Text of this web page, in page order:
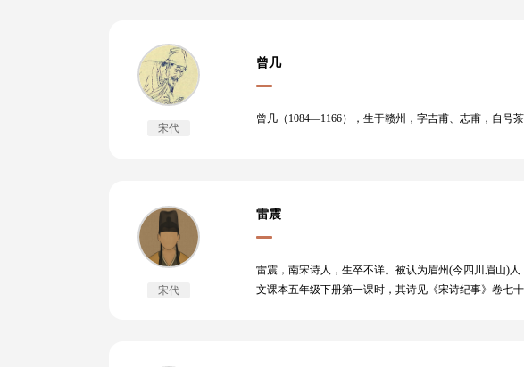
宋代
曾几
曾几（1084—1166），生于赣州，字吉甫、志甫，自号
宋代
雷震
雷震，南宋诗人，生卒不详。被认为眉州(今四川眉山)
文课本五年级下册第一课时，其诗见《宋诗纪事》卷七十